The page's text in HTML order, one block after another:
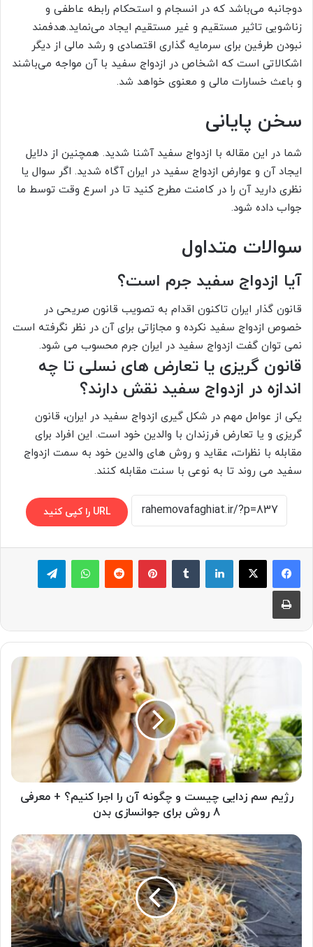
دوجانبه می‌باشد که در انسجام و استحکام رابطه عاطفی و
زناشویی تاثیر مستقیم و غیر مستقیم ایجاد می‌نماید.هدفمند
نبودن طرفین برای سرمایه گذاری اقتصادی و رشد مالی از دیگر
اشکالاتی است که اشخاص در ازدواج سفید با آن مواجه می‌باشند
و باعث خسارات مالی و معنوی خواهد شد.
سخن پایانی
شما در این مقاله با ازدواج سفید آشنا شدید. همچنین از دلایل
ایجاد آن و عوارض ازدواج سفید در ایران آگاه شدید. اگر سوال یا
نظری دارید آن را در کامنت مطرح کنید تا در اسرع وقت توسط ما
جواب داده شود.
سوالات متداول
آیا ازدواج سفید جرم است؟
قانون گذار ایران تاکنون اقدام به تصویب قانون صریحی در
خصوص ازدواج سفید نکرده و مجازاتی برای آن در نظر نگرفته است
نمی توان گفت ازدواج سفید در ایران جرم محسوب می شود.
قانون گریزی یا تعارض های نسلی تا چه
اندازه در ازدواج سفید نقش دارند؟
یکی از عوامل مهم در شکل گیری ازدواج سفید در ایران، قانون
گریزی و یا تعارض فرزندان با والدین خود است. این افراد برای
مقابله با نظرات، عقاید و روش های والدین خود به سمت ازدواج
سفید می روند تا به نوعی با سنت مقابله کنند.
URL را کپی کنید
لینکدین ‫تامبلر پینترست‫رددیت واتس آپ تلگرام
چاپ
و
چگونه
آن
را
اجرا
کنیم؟
8
روش
برای
جوانسازی
بدن
رژیم سم زدایی چیست و چگونه آن را اجرا کنیم؟ + معرفی
8 روش برای جوانسازی بدن
خواص
جوانه
گندم
برای
سلامتی
چیست؟
آشنایی